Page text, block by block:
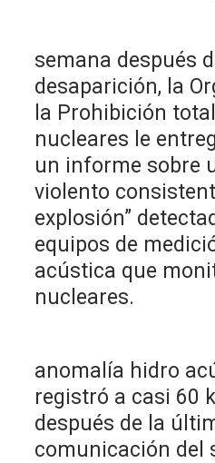
Que
semana después
desaparición, la
la Prohibición
nucleares le
un informe sobre
violento
explosión”
equipos de
acústica que
nucleares.
Que
anomalía hidro
registró a casi 60
después de la
comunicación del